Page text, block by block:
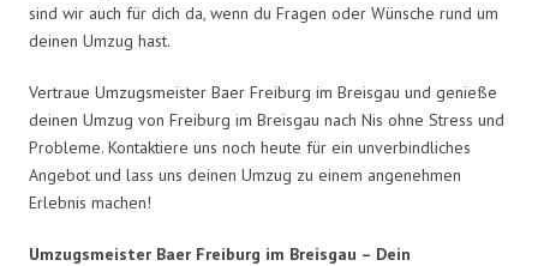
sind wir auch für dich da, wenn du Fragen oder Wünsche rund um
deinen Umzug hast.
Vertraue Umzugsmeister Baer Freiburg im Breisgau und genieße
deinen Umzug von Freiburg im Breisgau nach Nis ohne Stress und
Probleme. Kontaktiere uns noch heute für ein unverbindliches
Angebot und lass uns deinen Umzug zu einem angenehmen
Erlebnis machen!
Umzugsmeister Baer Freiburg im Breisgau – Dein